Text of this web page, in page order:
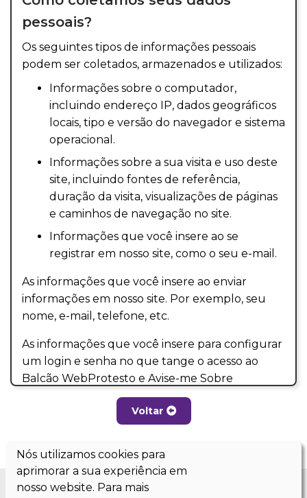
Nós utilizamos cookies para
aprimorar a sua experiência em
nosso website. Para mais
pessoais?
Os seguintes tipos de informações pessoais
podem ser coletados, armazenados e utilizados:
Informações sobre o computador,
incluindo endereço IP, dados geográficos
locais, tipo e versão do navegador e sistema
operacional.
Informações sobre a sua visita e uso deste
site, incluindo fontes de referência,
duração da visita, visualizações de páginas
e caminhos de navegação no site.
Informações que você insere ao se
registrar em nosso site, como o seu e-mail.
As informações que você insere ao enviar
informações em nosso site. Por exemplo, seu
nome, e-mail, telefone, etc.
As informações que você insere para configurar
um login e senha no que tange o acesso ao
Balcão WebProtesto e Avise-me Sobre
Informações geradas quando você usa nosso
usa e em que circunstâncias.
Informações sobre os documentos enviados por
Voltar